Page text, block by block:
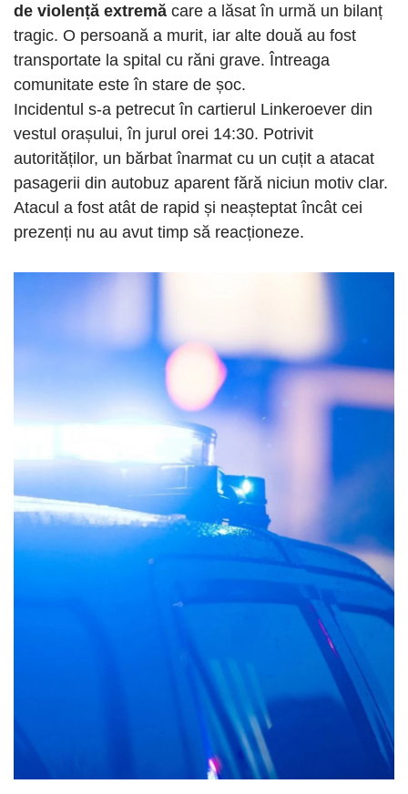
de violență extremă care a lăsat în urmă un bilanț
tragic. O persoană a murit, iar alte două au fost
transportate la spital cu răni grave. Întreaga
comunitate este în stare de șoc.
Incidentul s-a petrecut în cartierul Linkeroever din
vestul orașului, în jurul orei 14:30. Potrivit
autorităților, un bărbat înarmat cu un cuțit a atacat
pasagerii din autobuz aparent fără niciun motiv clar.
Atacul a fost atât de rapid și neașteptat încât cei
prezenți nu au avut timp să reacționeze.